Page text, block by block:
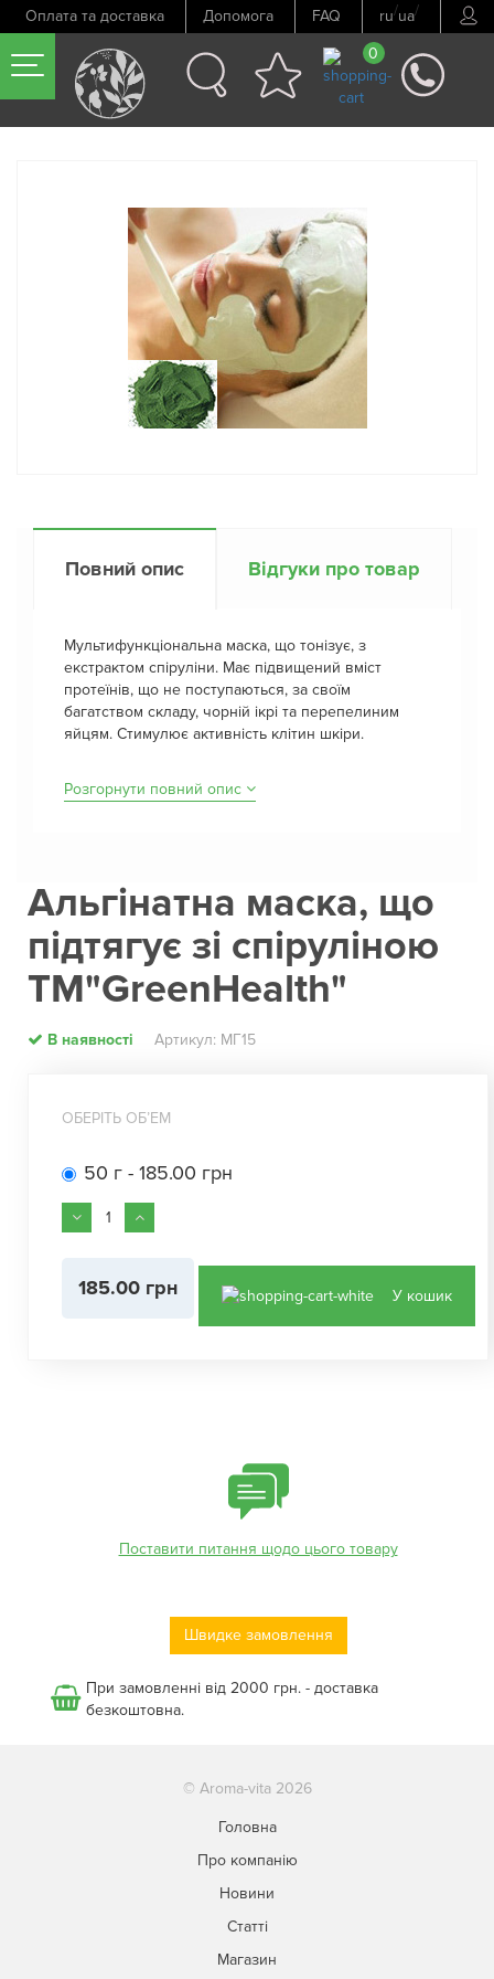
Оплата та доставка Допомога FAQ ru/ua/
0
Попередній товар Наступний товар
Повний опис Відгуки про товар
Мультифункціональна маска, що тонізує, з
екстрактом спіруліни. Має підвищений вміст
протеїнів, що не поступаються, за своїм
багатством складу, чорній ікрі та перепелиним
яйцям. Стимулює активність клітин шкіри.
Розгорнути повний опис
Альгінатна маска, що
підтягує зі спіруліною
ТМ"GreenHealth"
В наявності Артикул: МГ15
ОБЕРІТЬ ОБʼЕМ
50 г - 185.00 грн
185.00 грн У кошик
Поставити питання щодо цього товару
Швидке замовлення
При замовленні від 2000 грн. - доставка
безкоштовна.
© Aroma-vita 2026
Головна
Про компанію
Новини
Статті
Магазин